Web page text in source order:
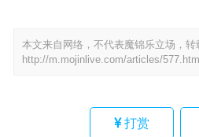
本文来自网络，不代表魔锦乐立场，转
http://m.mojinlive.com/articles/577.html
打赏